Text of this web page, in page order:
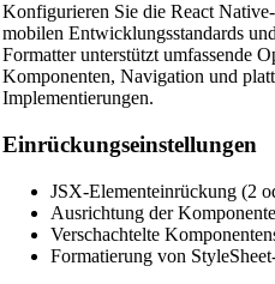
Vue Beautifier
SCSS Beautifier
JSON Beautifier
XML Beautifier
YAML Beautifier
SQL Beautifier
MySQL SQL Beautifier
Konfigurieren Sie die React
mobilen Entwicklungsstandards
Formatter unterstützt umfassende
Komponenten, Navigation und
Implementierungen.
Einrückungseinstellungen
JSX-Elementeinrückung (2
Ausrichtung der
Verschachtelte
Formatierung von